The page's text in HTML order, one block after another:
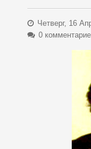
Четверг, 16
0